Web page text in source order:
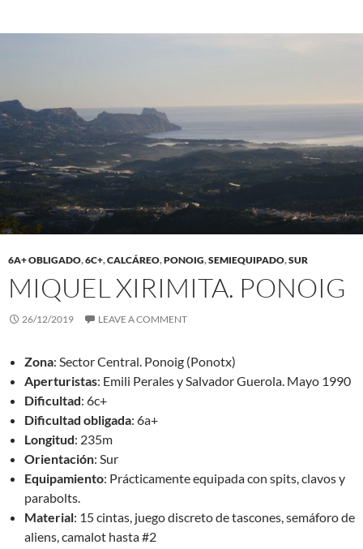
6A+ OBLIGADO,6C+,CALCÁREO,PONOIG,SEMIEQUIPADO,SUR
MIQUEL XIRIMITA. PONOIG
26/12/2019 LEAVE A COMMENT
Zona: Sector Central. Ponoig (Ponotx)
Aperturistas: Emili Perales y Salvador Guerola. Mayo 1990
Dificultad: 6c+
Dificultad obligada: 6a+
Longitud: 235m
Orientación: Sur
Equipamiento: Prácticamente equipada con spits, clavos y
parabolts.
Material: 15 cintas, juego discreto de tascones, semáforo de
aliens, camalot hasta #2